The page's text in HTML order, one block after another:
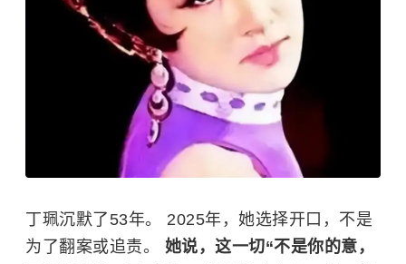
丁珮沉默了53年。 2025年，她选择开口，不是
为了翻案或追责。 她说，这一切“不是你的意，